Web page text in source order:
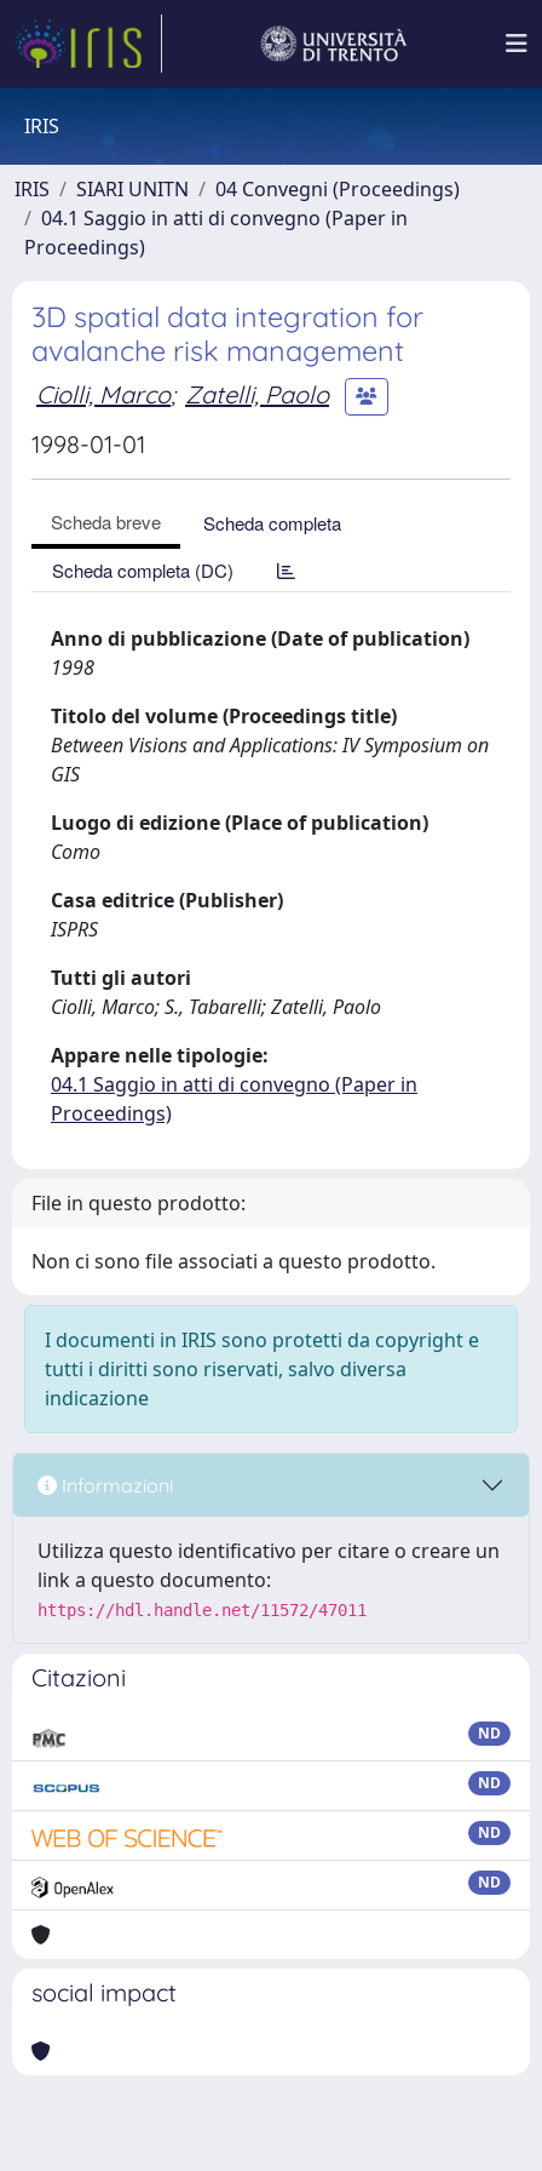
IRIS
IRIS SIARI UNITN
04 Convegni (Proceedings)
04.1 Saggio in atti di convegno (Paper in
Proceedings)
3D spatial data integration for
avalanche risk management
Ciolli, Marco; Zatelli, Paolo
1998-01-01
Scheda breve
Scheda completa
Scheda completa (DC)
Anno di pubblicazione (Date of publication)
1998
Titolo del volume (Proceedings title)
Between Visions and Applications: IV Symposium on
GIS
Luogo di edizione (Place of publication)
Como
Casa editrice (Publisher)
ISPRS
Tutti gli autori
Ciolli, Marco; S., Tabarelli; Zatelli, Paolo
Appare nelle tipologie:
04.1 Saggio in atti di convegno (Paper in
Proceedings)
File in questo prodotto:
Non ci sono file associati a questo prodotto.
I documenti in IRIS sono protetti da copyright e
tutti i diritti sono riservati, salvo diversa
indicazione
Informazioni
Utilizza questo identificativo per citare o creare un
link a questo documento:
https://hdl.handle.net/11572/47011
Citazioni
ND
ND
ND
ND
social impact